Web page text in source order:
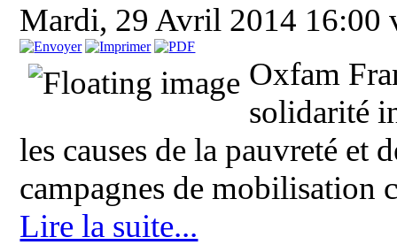
Mardi, 29 Avril 2014 16:00
Oxfam
solidarité
les causes de la pauvreté et
campagnes de mobilisation
Lire la suite...